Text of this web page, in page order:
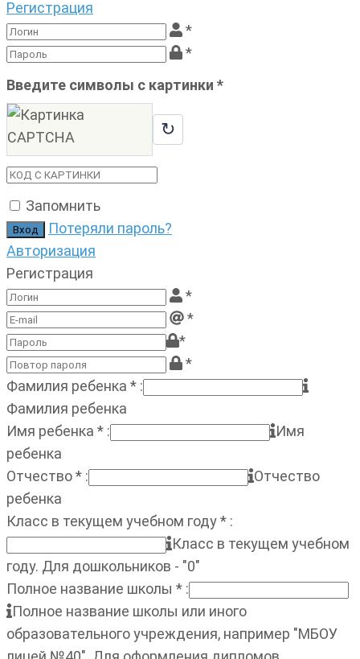
Регистрация
*
*
Введите символы с картинки *
↻
Запомнить
Потеряли пароль?
Авторизация
Регистрация
*
*
*
*
Фамилия ребенка * :
Фамилия ребенка
Имя ребенка * :
Имя
ребенка
Отчество* :
Отчество
ребенка
Класс в текущем учебном году* :
Класс в текущем учебном
году. Для дошкольников - "0"
Полное название школы * :
Полное название школы или иного
образовательного учреждения, например "МБОУ